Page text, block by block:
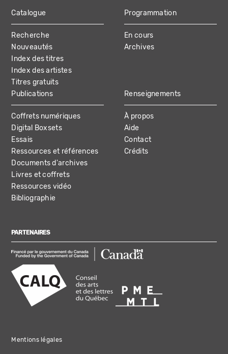
MAIN
NAVIGATION
Catalogue
Recherche
Nouveautés
Index des titres
Index des artistes
Titres gratuits
Programmation
En cours
Archives
Publications
Coffrets numériques
Digital Boxsets
Essais
Ressources et références
Documents d'archives
Livres et coffrets
Ressources vidéo
Bibliographie
Renseignements
À propos
Aide
Contact
Crédits
PARTENAIRES
Mentions légales